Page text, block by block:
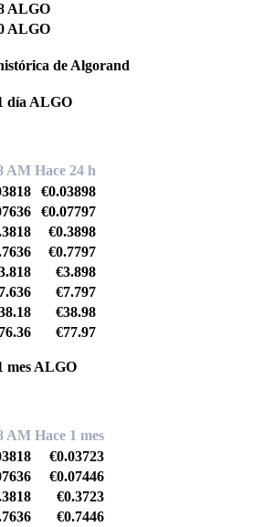
ALGO
ALGO
de Algorand
día ALGO
AM Hace 24 h
€0.03898
€0.07797
€0.3898
€0.7797
€3.898
€7.797
€38.98
€77.97
mes ALGO
AM Hace 1 mes
€0.03723
€0.07446
€0.3723
€0.7446